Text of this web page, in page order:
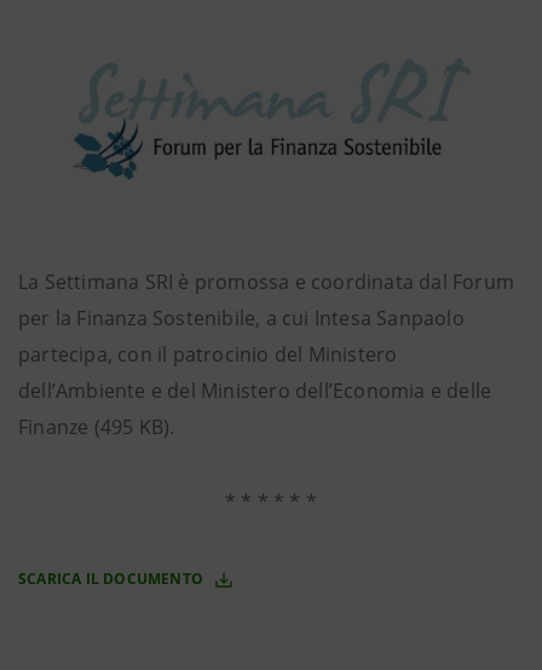
La Settimana SRI è promossa e coordinata dal Forum
per la Finanza Sostenibile, a cui Intesa Sanpaolo
partecipa, con il patrocinio del Ministero
dell’Ambiente e del Ministero dell’Economia e delle
Finanze (495 KB).
* * * * * *
SCARICA IL DOCUMENTO